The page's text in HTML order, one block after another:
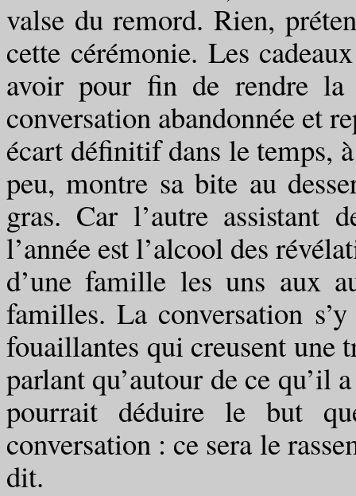
valse du remord. Rien,
cette cérémonie. Les
avoir pour fin de rendre la
conversation abandonnée et
écart définitif dans le temps,
peu, montre sa bite au
gras. Car l’autre assistant
l’année est l’alcool des
d’une famille les uns aux
familles. La conversation
fouaillantes qui creusent une
parlant qu’autour de ce qu’il
pourrait déduire le but
conversation : ce sera le
dit.